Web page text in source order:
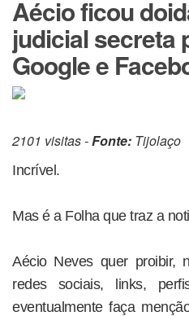
Aécio ficou
judicial secreta
Google e
2101 visitas -Fonte: Tijolaço
Incrível.
Mas é a Folha que traz a
Aécio Neves quer proibir,
redes sociais, links,
eventualmente faça